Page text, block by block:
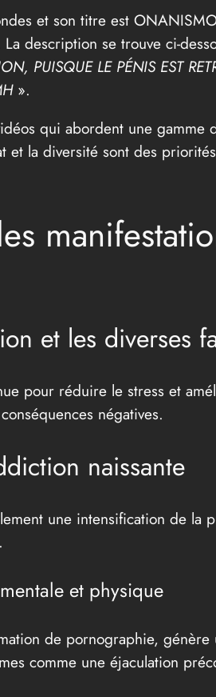
et son titre est
description se trouve ci-
PUISQUE LE PÉNIS EST
».
qui abordent une
et la diversité sont des
et les diverses
pour réduire le stress et
négatives.
naissante
une intensification de la
et physique
de pornographie,
comme une éjaculation